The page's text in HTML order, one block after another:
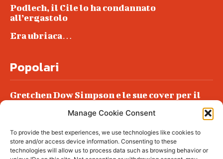
Manage Cookie Consent
To provide the best experiences, we use technologies like cookies to
store and/or access device information. Consenting to these
technologies will allow us to process data such as browsing behavior or
Podlech, il Cile lo ha condannato
all’ergastolo
Era ubriaca…
Popolari
Gretchen Dow Simpson e le sue cover per il
Podlech, il Cile lo ha condannato
all’ergastolo